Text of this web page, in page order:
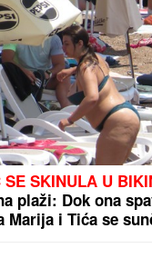
SKINULA U
plaži: Dok ona
Marija i Tića se